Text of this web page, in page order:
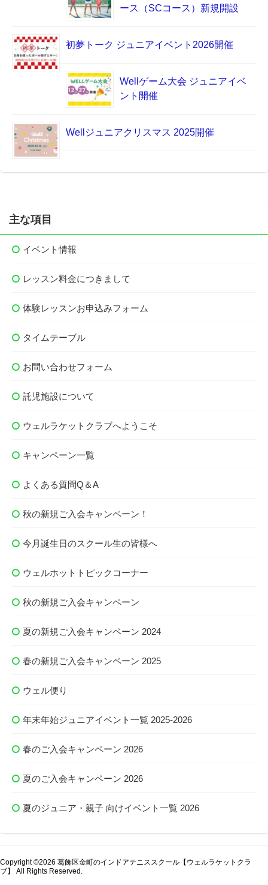
ース（SCコース）新規開設
初夢トーク ジュニアイベント2026開催
Wellゲーム大会 ジュニアイベ
ント開催
Wellジュニアクリスマス 2025開催
主な項目
イベント情報
レッスン料金につきまして
体験レッスンお申込みフォーム
タイムテーブル
お問い合わせフォーム
託児施設について
ウェルラケットクラブへようこそ
キャンペーン一覧
よくある質問Q＆A
秋の新規ご入会キャンペーン！
今月誕生日のスクール生の皆様へ
ウェルホットトピックコーナー
秋の新規ご入会キャンペーン
夏の新規ご入会キャンペーン 2024
春の新規ご入会キャンペーン 2025
ウェル便り
年末年始ジュニアイベント一覧 2025-2026
春のご入会キャンペーン 2026
夏のご入会キャンペーン 2026
夏のジュニア・親子 向けイベント一覧 2026
Copyright ©2026 葛飾区金町のインドアテニススクール【ウェルラケットクラ
ブ】 All Rights Reserved.